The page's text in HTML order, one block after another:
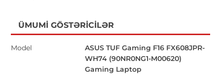
ÜMUMI GÖSTƏRICILƏR
Model
ASUS TUF Gaming F16 FX608JPR-
WH74 (90NR0NG1-M00620)
Gaming Laptop